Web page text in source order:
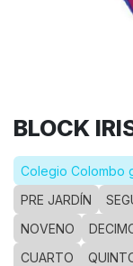
BLOCK
Colegio Colombo
PRE JARDÍN
NOVENO
CUARTO